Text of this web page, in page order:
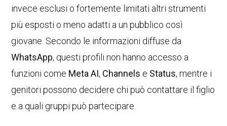
invece esclusi o fortemente limitati altri strumenti
più esposti o meno adatti a un pubblico così
giovane. Secondo le informazioni diffuse da
WhatsApp, questi profili non hanno accesso a
funzioni come Meta AI, Channels e Status, mentre i
genitori possono decidere chi può contattare il figlio
e a quali gruppi può partecipare.